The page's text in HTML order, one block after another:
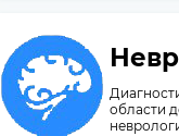
области
области